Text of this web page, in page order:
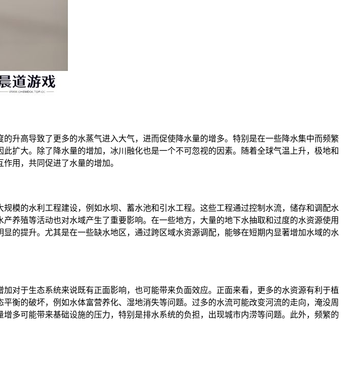
升高导致了更多的水蒸气进入大气，进而促使降水量的增多。特别是在一些降水集中而频繁
扩大。除了降水量的增加，冰川融化也是一个不可忽视的因素。随着全球气温上升，极地和
用，共同促进了水量的增加。
模的水利工程建设，例如水坝、蓄水池和引水工程。这些工程通过控制水流，储存和调配水
养殖等活动也对水域产生了重要影响。在一些地方，大量的地下水抽取和过度的水资源使用
的提升。尤其是在一些缺水地区，通过跨区域水资源调配，能够在短期内显著增加水域的水
对于生态系统来说既有正面影响，也可能带来负面效应。正面来看，更多的水资源有利于植
衡的破坏，例如水体富营养化、湿地消失等问题。过多的水流可能改变河流的走向，淹没周
多可能带来基础设施的压力，特别是排水系统的负担，出现城市内涝等问题。此外，频繁的